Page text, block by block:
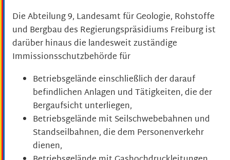
Die Abteilung 9, Landesamt für Geologie, Rohstoffe
und Bergbau des Regierungspräsidiums Freiburg ist
darüber hinaus die landesweit zuständige
Immissionsschutzbehörde für
Betriebsgelände einschließlich der darauf
befindlichen Anlagen und Tätigkeiten, die der
Bergaufsicht unterliegen,
Betriebsgelände mit Seilschwebebahnen und
Standseilbahnen, die dem Personenverkehr
dienen,